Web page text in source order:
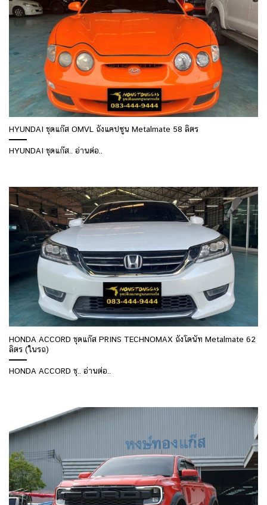
HYUNDAI ชุดแก๊ส OMVL ถังแคปซูน Metalmate 58 ลิตร
HYUNDAI ชุดแก๊ส.. อ่านต่อ..
HONDA ACCORD ชุดแก๊ส PRINS TECHNOMAX ถังโดนัท Metalmate 62
ลิตร (ในรถ)
HONDA ACCORD ชุ.. อ่านต่อ..